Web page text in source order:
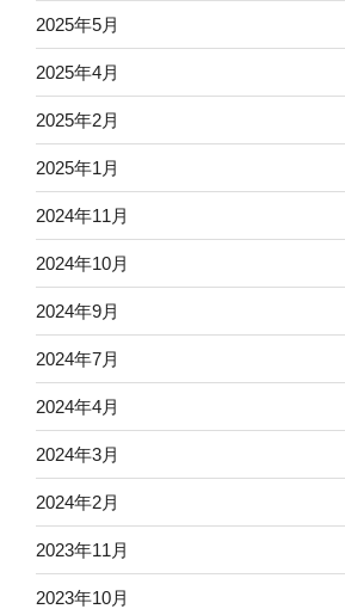
2025年5月
2025年4月
2025年2月
2025年1月
2024年11月
2024年10月
2024年9月
2024年7月
2024年4月
2024年3月
2024年2月
2023年11月
2023年10月